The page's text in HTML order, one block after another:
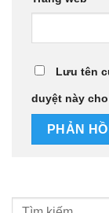
Lưu tên
duyệt này